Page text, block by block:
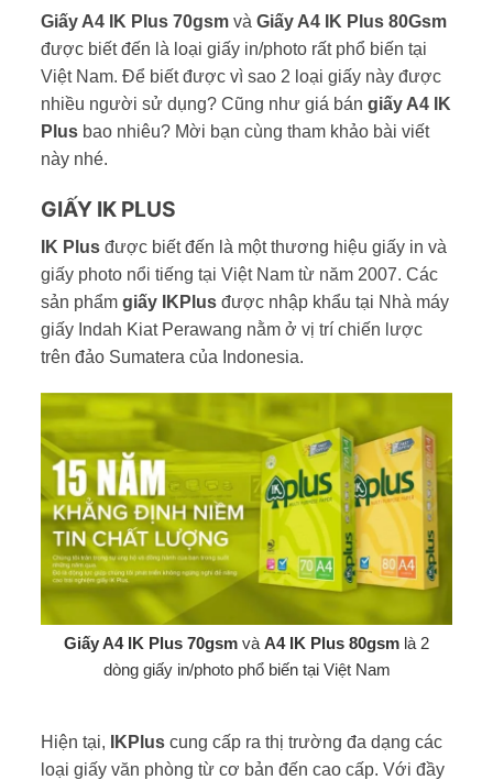
Giấy A4 IK Plus 70gsmvà Giấy A4 IK Plus 80Gsm
được biết đến là loại giấy in/photo rất phổ biến tại
Việt Nam. Để biết được vì sao 2 loại giấy này được
nhiều người sử dụng? Cũng như giá bán giấy A4 IK
Plusbao nhiêu? Mời bạn cùng tham khảo bài viết
này nhé.
GIẤY IK PLUS
IK Plusđược biết đến là một thương hiệu giấy in và
giấy photo nổi tiếng tại Việt Nam từ năm 2007. Các
sản phẩm giấy IKPlus được nhập khẩu tại Nhà máy
giấy Indah Kiat Perawang nằm ở vị trí chiến lược
trên đảo Sumatera của Indonesia.
Giấy A4 IK Plus 70gsm và A4 IK Plus 80gsm là 2
dòng giấy in/photo phổ biến tại Việt Nam
Hiện tại, IKPluscung cấp ra thị trường đa dạng các
loại giấy văn phòng từ cơ bản đến cao cấp. Với đầy